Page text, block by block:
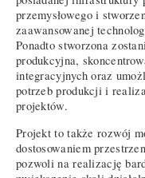
przemysłowego i
zaawansowanej
Ponadto stworzona
produkcyjna,
integracyjnych oraz
potrzeb produkcji i
projektów.
Projekt to także rozwój
dostosowaniem
pozwoli na realizację